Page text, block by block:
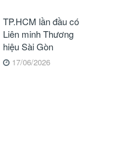
TP.HCM lần đầu có
Liên minh Thương
hiệu Sài Gòn
17/06/2026